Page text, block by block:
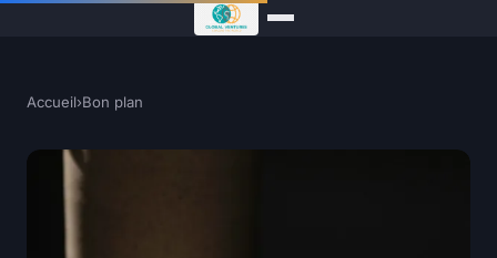
Accueil›Bon plan